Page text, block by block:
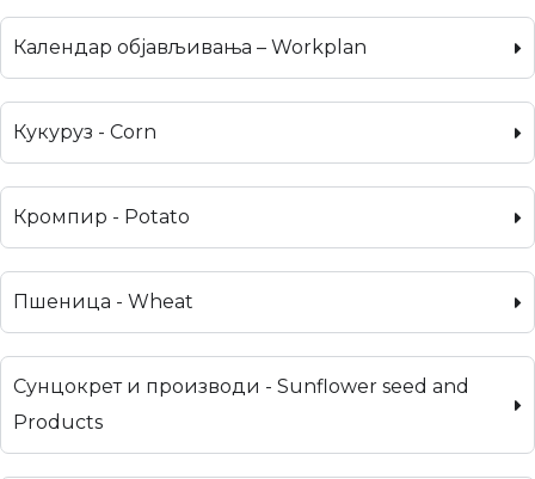
Календар објављивања – Workplan
Кукуруз - Corn
Кромпир - Potato
Пшеница - Wheat
Сунцокрет и производи - Sunflower seed and
Products